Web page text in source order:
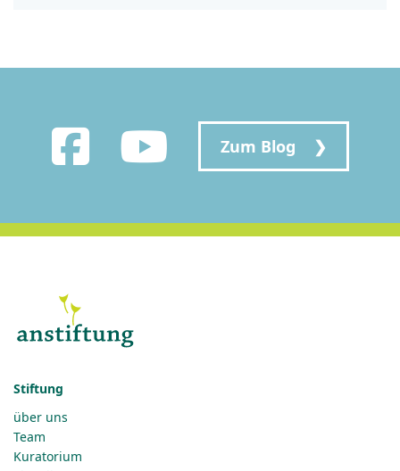
Zum Blog ❯
Stiftung
über uns
Team
Kuratorium